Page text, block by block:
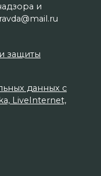
и
защиты
данных с
LiveInternet,